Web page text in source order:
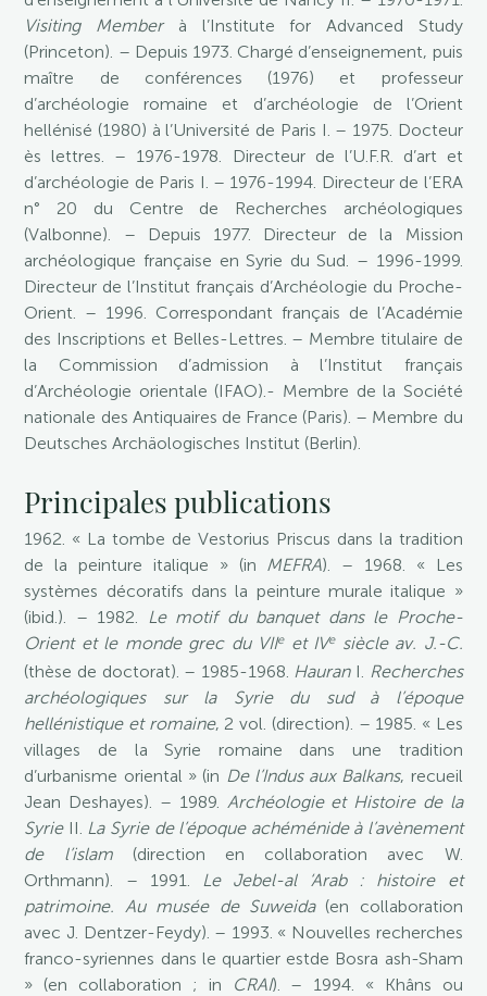
Visiting Memberà l’Institute for Advanced Study
(Princeton). – Depuis 1973. Chargé d’enseignement, puis
maître de conférences (1976) et professeur
d’archéologie romaine et d’archéologie de l’Orient
hellénisé (1980) à l’Université de Paris I. – 1975. Docteur
ès lettres. – 1976-1978. Directeur de l’U.F.R. d’art et
d’archéologie de Paris I. – 1976-1994. Directeur de l’ERA
n° 20 du Centre de Recherches archéologiques
(Valbonne). – Depuis 1977. Directeur de la Mission
archéologique française en Syrie du Sud. – 1996-1999.
Directeur de l’Institut français d’Archéologie du Proche-
Orient. – 1996. Correspondant français de l’Académie
des Inscriptions et Belles-Lettres. – Membre titulaire de
la Commission d’admission à l’Institut français
d’Archéologie orientale (IFAO).- Membre de la Société
nationale des Antiquaires de France (Paris). – Membre du
Deutsches Archäologisches Institut (Berlin).
Principales publications
1962. « La tombe de Vestorius Priscus dans la tradition
de la peinture italique » (in MEFRA). – 1968. « Les
systèmes décoratifs dans la peinture murale italique »
(ibid.). – 1982. Le motif du banquet dans le Proche-
Orient et le monde grec du VIIeet IVesiècle av. J.-C.
(thèse de doctorat). – 1985-1968. HauranI. Recherches
archéologiques sur la Syrie du sud à l’époque
hellénistique et romaine, 2 vol. (direction). – 1985. « Les
villages de la Syrie romaine dans une tradition
d’urbanisme oriental » (in De l’Indus aux Balkans, recueil
Jean Deshayes). – 1989. Archéologie et Histoire de la
SyrieII. La Syrie de l’époque achéménide à l’avènement
de l’islam(direction en collaboration avec W.
Orthmann). – 1991. Le Jebel-al ‘Arab : histoire et
patrimoine. Au musée de Suweida(en collaboration
avec J. Dentzer-Feydy). – 1993. « Nouvelles recherches
franco-syriennes dans le quartier estde Bosra ash-Sham
» (en collaboration ; in
CRAI). – 1994. « Khâns ou